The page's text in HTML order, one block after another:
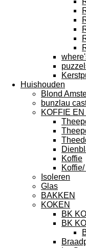
Huishouden
Blond
bunzlau
KOFFIE
Koffie
Isoleren
Glas
BAKKEN
KOKEN
BK
BK